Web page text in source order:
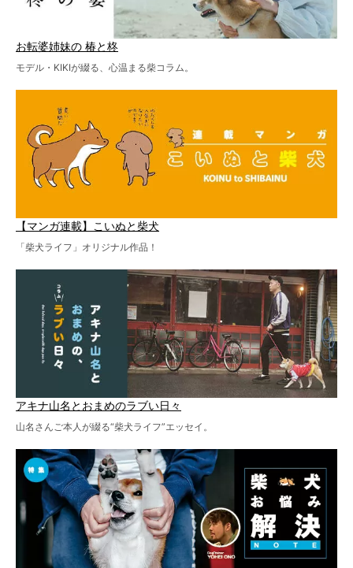
お転婆姉妹の 椿と柊
モデル・KIKIが綴る、心温まる柴コラム。
【マンガ連載】こいぬと柴犬
「柴犬ライフ」オリジナル作品！
アキナ山名とおまめのラブい日々
山名さんご本人が綴る“柴犬ライフ”エッセイ。